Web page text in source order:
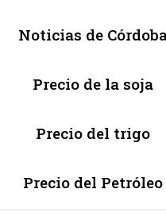
Noticias de
Precio de la soja
Precio del trigo
Precio del Petróleo